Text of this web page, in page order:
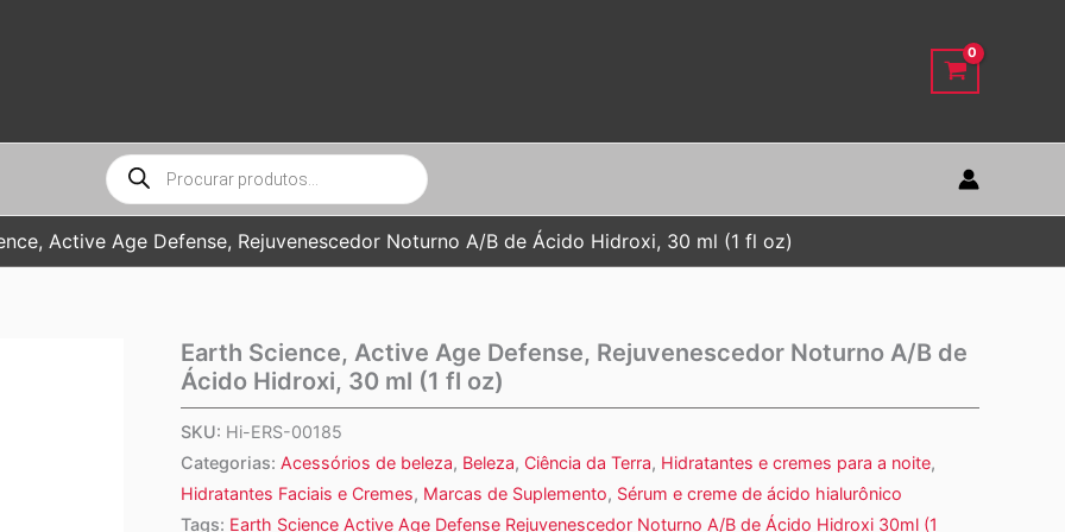
Pesquisar
produtos
Active Age Defense, Rejuvenescedor Noturno A/B de Ácido Hidroxi, 30 ml (1 fl oz)
Earth Science, Active Age Defense, Rejuvenescedor Noturno A/B de
Ácido Hidroxi, 30 ml (1 fl oz)
SKU: Hi-ERS-00185
Categorias: Acessórios de beleza, Beleza, Ciência da Terra, Hidratantes e cremes para a noite,
Hidratantes Faciais e Cremes, Marcas de Suplemento, Sérum e creme de ácido hialurônico
Tags: Earth Science Active Age Defense Rejuvenescedor Noturno A/B de Ácido Hidroxi 30ml (1